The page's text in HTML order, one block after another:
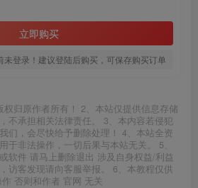
立即购买
未登录！建议登陆后购买，可保存购买订单
权归原作者所有！ 2、本站仅提供信息存储
不承担相关法律责任。 3、本内容若侵犯
们，会尽快给予删除处理！ 4、本站全资
于非法操作，一切后果与本站无关。 5、
软件 请马上删除退出 涉及自身权益/利益
访客发现请向客服举报。 6、本教程仅供
否则和作者 官网 无关